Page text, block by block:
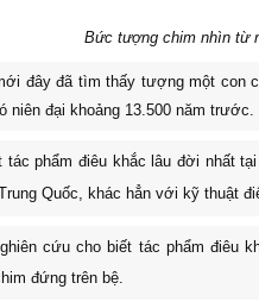
Bức tượng chim nhìn từ
đây đã tìm thấy tượng một con
niên đại khoảng 13.500 năm trước.
phẩm điêu khắc lâu đời nhất
Quốc, khác hẳn với kỹ thuật
cứu cho biết tác phẩm điêu
đứng trên bệ.